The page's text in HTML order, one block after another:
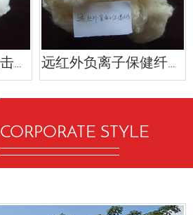
普通丙纶纤维（点击查看详情） 远红外负离子保健纤维（点击查看详情）
CORPORATE STYLE